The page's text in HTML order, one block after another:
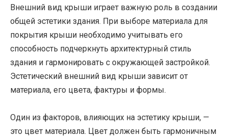
Внешний вид крыши играет важную роль в создании
общей эстетики здания. При выборе материала для
покрытия крыши необходимо учитывать его
способность подчеркнуть архитектурный стиль
здания и гармонировать с окружающей застройкой.
Эстетический внешний вид крыши зависит от
материала, его цвета, фактуры и формы.
Один из факторов, влияющих на эстетику крыши, —
это цвет материала. Цвет должен быть гармоничным